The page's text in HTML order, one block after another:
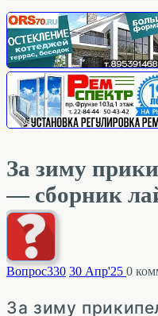
За зиму
— сборник
Вопрос330 30 Апр'25 0
За зиму